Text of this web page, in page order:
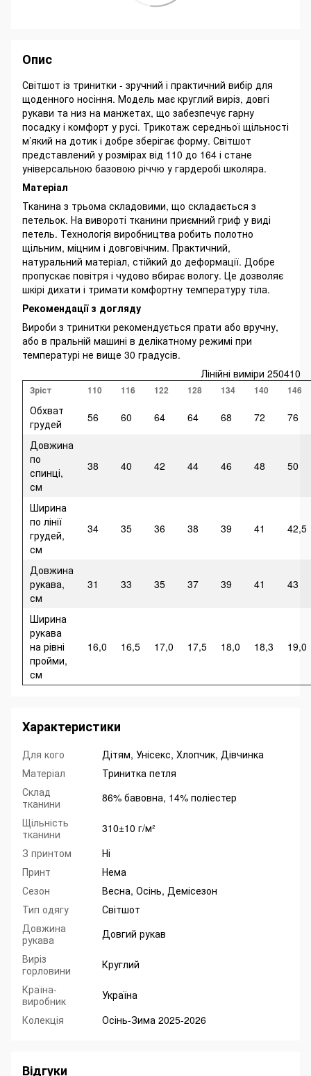
Опис
Світшот із тринитки - зручний і практичний вибір для
щоденного носіння. Модель має круглий виріз, довгі
рукави та низ на манжетах, що забезпечує гарну
посадку і комфорт у русі. Трикотаж середньої щільності
м’який на дотик і добре зберігає форму. Світшот
представлений у розмірах від 110 до 164 і стане
універсальною базовою річчю у гардеробі школяра.
Матеріал
Тканина з трьома складовими, що складається з
петельок. На вивороті тканини приємний гриф у виді
петель. Технологія виробництва робить полотно
щільним, міцним і довговічним. Практичний,
натуральний матеріал, стійкий до деформації. Добре
пропускає повітря і чудово вбирає вологу. Це дозволяє
шкірі дихати і тримати комфортну температуру тіла.
Рекомендації з догляду
Вироби з тринитки рекомендується прати або вручну,
або в пральній машині в делікатному режимі при
температурі не вище 30 градусів.
Лінійні виміри 250410
Зріст 110 116 122 128 134 140 146
Обхват
грудей
56 60 64 64 68 72
76
Довжина
по
спинці,
см
38 40 42 44 46 48 50
Ширина
по лінії
грудей,
см
34 35 36 38 39 41 42,5
Довжина
рукава,
см
31 33 35 37 39 41 43
Ширина
рукава
на рівні
пройми,
см
16,0 16,5 17,0 17,5 18,0 18,3 19,0
Характеристики
Для кого
Дітям, Унісекс, Хлопчик, Дівчинка
Матеріал
Тринитка петля
Склад
тканини
86% бавовна, 14% поліестер
Щільність
тканини
310±10 г/м²
З принтом
Ні
Принт
Нема
Сезон
Весна, Осінь, Демісезон
Тип одягу
Світшот
Довжина
рукава
Довгий рукав
Виріз
горловини
Круглий
Країна-
виробник
Україна
Колекція
Осінь-Зима 2025-2026
Відгуки